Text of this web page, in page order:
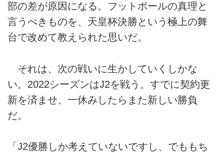
部の差が原因になる。フットボールの真理と
言うべきものを、天皇杯決勝という極上の舞
台で改めて教えられた思いだ。
それは、次の戦いに生かしていくしかな
い。2022シーズンはJ2を戦う。すでに契約更
新を済ませ、一休みしたらまた新しい勝負
だ。
「J2優勝しか考えていないですし、でももち